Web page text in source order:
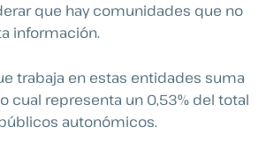
que hay comunidades que no
información.
trabaja en estas entidades suma
cual representa un 0,53% del total
autonómicos.